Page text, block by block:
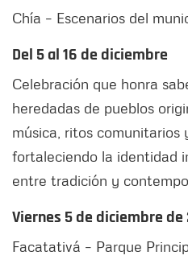
Chía – Escenarios del
Del 5 al 16 de diciembre
Celebración que honra
heredadas de pueblos
música, ritos comunitarios
fortaleciendo la identidad
entre tradición y
Viernes 5 de diciembre de
Facatativá – Parque